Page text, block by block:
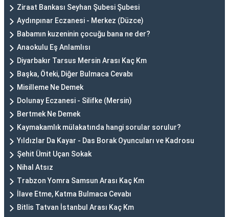
Ziraat Bankası Seyhan Şubesi Şubesi
Aydınpınar Eczanesi - Merkez (Düzce)
Babamın kuzeninin çocuğu bana ne der?
Anaokulu Eş Anlamlısı
Diyarbakır Tarsus Mersin Arası Kaç Km
Başka, Öteki, Diğer Bulmaca Cevabı
Misilleme Ne Demek
Dolunay Eczanesi - Silifke (Mersin)
Bertmek Ne Demek
Kaymakamlık mülakatında hangi sorular sorulur?
Yıldızlar Da Kayar - Das Borak Oyuncuları ve Kadrosu
Şehit Ümit Uçan Sokak
Nihal Atsız
Trabzon Yomra Samsun Arası Kaç Km
İlave Etme, Katma Bulmaca Cevabı
Bitlis Tatvan İstanbul Arası Kaç Km